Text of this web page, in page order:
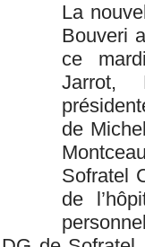
La
Bouveri
ce
Jarrot,
de
Sofratel
de